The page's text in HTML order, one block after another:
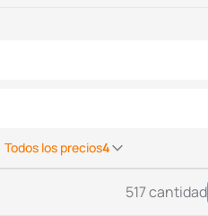
Todos los precios4
517 cantidad